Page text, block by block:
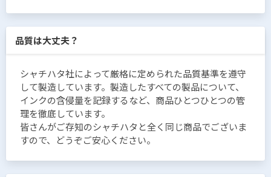
品質は大丈夫？
シャチハタ社によって厳格に定められた品質基準を遵守
して製造しています。製造したすべての製品について、
インクの含侵量を記録するなど、商品ひとつひとつの管
理を徹底しています。
皆さんがご存知のシャチハタと全く同じ商品でございま
すので、どうぞご安心ください。